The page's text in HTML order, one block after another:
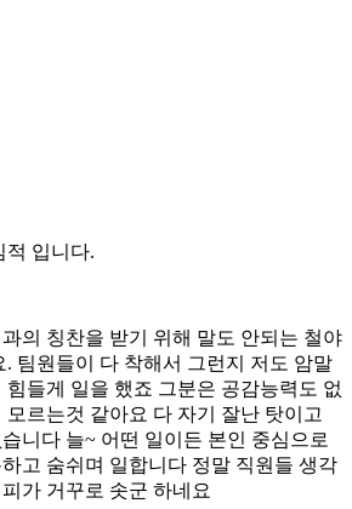
적 입니다.
의 칭찬을 받기 위해 말도 안되는 철야
. 팀원들이 다 착해서 그런지 저도 암말
들게 일을 했죠 그분은 공감능력도 없
르는것 같아요 다 자기 잘난 탓이고
니다 늘~ 어떤 일이든 본인 중심으로
고 숨쉬며 일합니다 정말 직원들 생각
가 거꾸로 솟군 하네요